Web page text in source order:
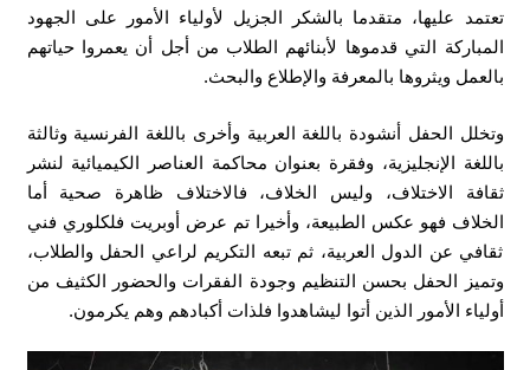
تعتمد عليها، متقدما بالشكر الجزيل لأولياء الأمور على الجهود
المباركة التي قدموها لأبنائهم الطلاب من أجل أن يعمروا حياتهم
بالعمل ويثروها بالمعرفة والإطلاع والبحث.
وتخلل الحفل أنشودة باللغة العربية وأخرى باللغة الفرنسية وثالثة
باللغة الإنجليزية، وفقرة بعنوان محاكمة العناصر الكيميائية لنشر
ثقافة الاختلاف، وليس الخلاف، فالاختلاف ظاهرة صحية أما
الخلاف فهو عكس الطبيعة، وأخيرا تم عرض أوبريت فلكلوري فني
ثقافي عن الدول العربية، ثم تبعه التكريم لراعي الحفل والطلاب،
وتميز الحفل بحسن التنظيم وجودة الفقرات والحضور الكثيف من
أولياء الأمور الذين أتوا ليشاهدوا فلذات أكبادهم وهم يكرمون.